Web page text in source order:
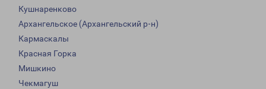
Кушнаренково
Архангельское (Архангельский р-н)
Кармаскалы
Красная Горка
Мишкино
Чекмагуш